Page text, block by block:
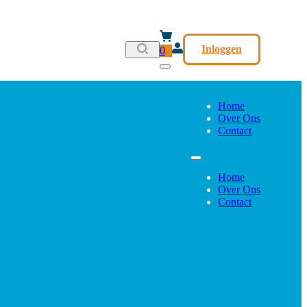
0 Inloggen
Home
Over Ons
Contact
Home
Over Ons
Contact